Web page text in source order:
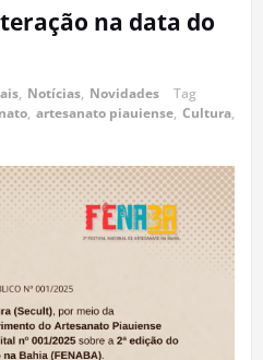
na data do
, Notícias, Novidades
Tag
, artesanato piauiense, Cultura,